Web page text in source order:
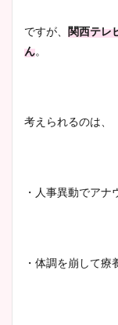
ですが、 関西テレ
ん。
考えられるのは、
・人事異動でア
・体調を崩して療